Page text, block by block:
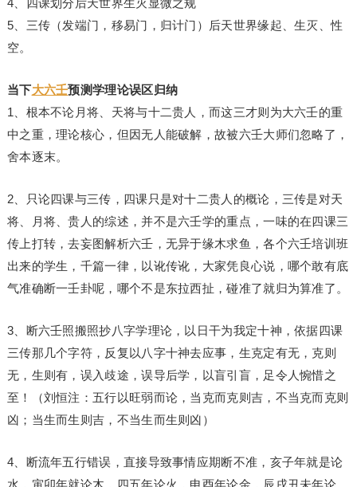
4、四课划分后天世界生灭显微之规
5、三传（发端门，移易门，归计门）后天世界缘起、生灭、性
空。
当下大六壬预测学理论误区归纳
1、根本不论月将、天将与十二贵人，而这三才则为大六壬的重
中之重，理论核心，但因无人能破解，故被六壬大师们忽略了，
舍本逐末。
2、只论四课与三传，四课只是对十二贵人的概论，三传是对天
将、月将、贵人的综述，并不是六壬学的重点，一味的在四课三
传上打转，去妄图解析六壬，无异于缘木求鱼，各个六壬培训班
出来的学生，千篇一律，以讹传讹，大家凭良心说，哪个敢有底
气准确断一壬卦呢，哪个不是东拉西扯，碰准了就归为算准了。
3、断六壬照搬照抄八字学理论，以日干为我定十神，依据四课
三传那几个字符，反复以八字十神去应事，生克定有无，克则
无，生则有，误入歧途，误导后学，以盲引盲，足令人惋惜之
至！（刘恒注：五行以旺弱而论，当克而克则吉，不当克而克则
凶；当生而生则吉，不当生而生则凶）
4、断流年五行错误，直接导致事情应期断不准，亥子年就是论
水，寅卯年就论木，四五年论火，申酉年论金，辰戌丑未年论